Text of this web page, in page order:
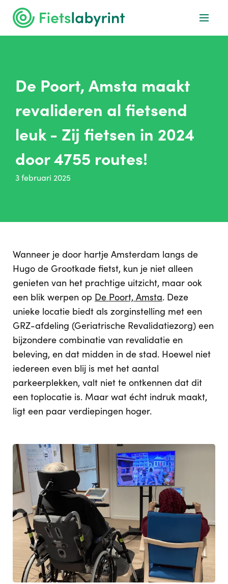
De Poort, Amsta maakt
revalideren al fietsend
leuk - Zij fietsen in 2024
door 4755 routes!
3 februari 2025
Wanneer je door hartje Amsterdam langs de
Hugo de Grootkade fietst, kun je niet alleen
genieten van het prachtige uitzicht, maar ook
een blik werpen op De Poort, Amsta. Deze
unieke locatie biedt als zorginstelling met een
GRZ-afdeling (Geriatrische Revalidatiezorg) een
bijzondere combinatie van revalidatie en
beleving, en dat midden in de stad. Hoewel niet
iedereen even blij is met het aantal
parkeerplekken, valt niet te ontkennen dat dit
een toplocatie is. Maar wat écht indruk maakt,
ligt een paar verdiepingen hoger.